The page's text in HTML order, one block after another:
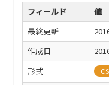
フィールド
値
最終更新
作成日
形式